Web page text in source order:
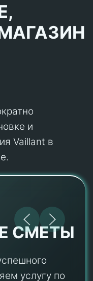
и
Vaillant в
СМЕТЫ
услугу по